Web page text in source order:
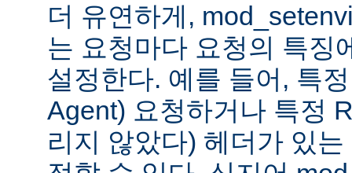
더 유연하게,
는 요청마다 요청의 특징
설정한다. 예를 들어, 특
Agent) 요청하거나 특정
리지 않았다) 헤더가 있